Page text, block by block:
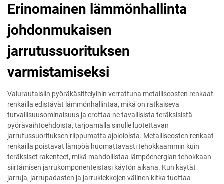
Erinomainen lämmönhallinta
johdonmukaisen
jarrutussuorituksen
varmistamiseksi
Valurautaisiin pyöräkäsittelyihin verrattuna metalliseosten renkaat
renkailla edistävät lämmönhallintaa, mikä on ratkaiseva
turvallisuusominaisuus ja erottaa ne tavallisista teräksisistä
pyörävaihtoehdoista, tarjoamalla sinulle luotettavan
jarrutussuorituksen riippumatta ajololoista. Metalliseosten renkaat
renkailla poistavat lämpöä huomattavasti tehokkaammin kuin
teräksiset rakenteet, mikä mahdollistaa lämpöenergian tehokkaan
siirtämisen jarrukomponenteistasi käytön aikana. Kun käytät
jarruja, jarrupadasten ja jarrukiekkojen välinen kitka tuottaa